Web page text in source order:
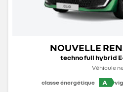
NOUVELLE
techno full hybrid
Véhicule
classe énergétique
A